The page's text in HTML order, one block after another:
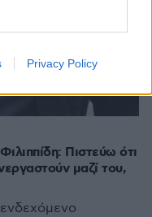
Privacy Policy
Πιστεύω ότι
μαζί του,